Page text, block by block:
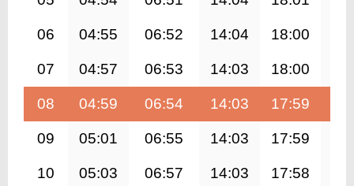
06 04:55 06:52 14:04 18:00
07 04:57 06:53 14:03 18:00
08 04:59 06:54 14:03 17:59
09 05:01 06:55 14:03 17:59
10 05:03 06:57 14:03 17:58